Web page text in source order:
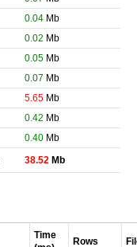
0.04Mb
0.02 Mb
0.05Mb
0.07 Mb
5.65Mb
0.42 Mb
0.40Mb
38.52Mb
Time
Rows